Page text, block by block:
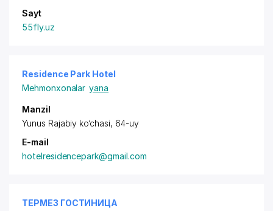
Sayt
55fly.uz
Residence Park Hotel
Mehmonxonalar yana
Manzil
Yunus Rajabiy ko‘chasi, 64-uy
E-mail
hotelresidencepark@gmail.com
ТЕРМЕЗ ГОСТИНИЦА